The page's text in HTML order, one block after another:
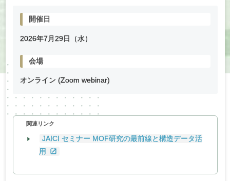
開催日
2026年7月29日（水）
会場
オンライン (Zoom webinar)
関連リンク
JAICI セミナー MOF研究の最前線と構造データ活
用